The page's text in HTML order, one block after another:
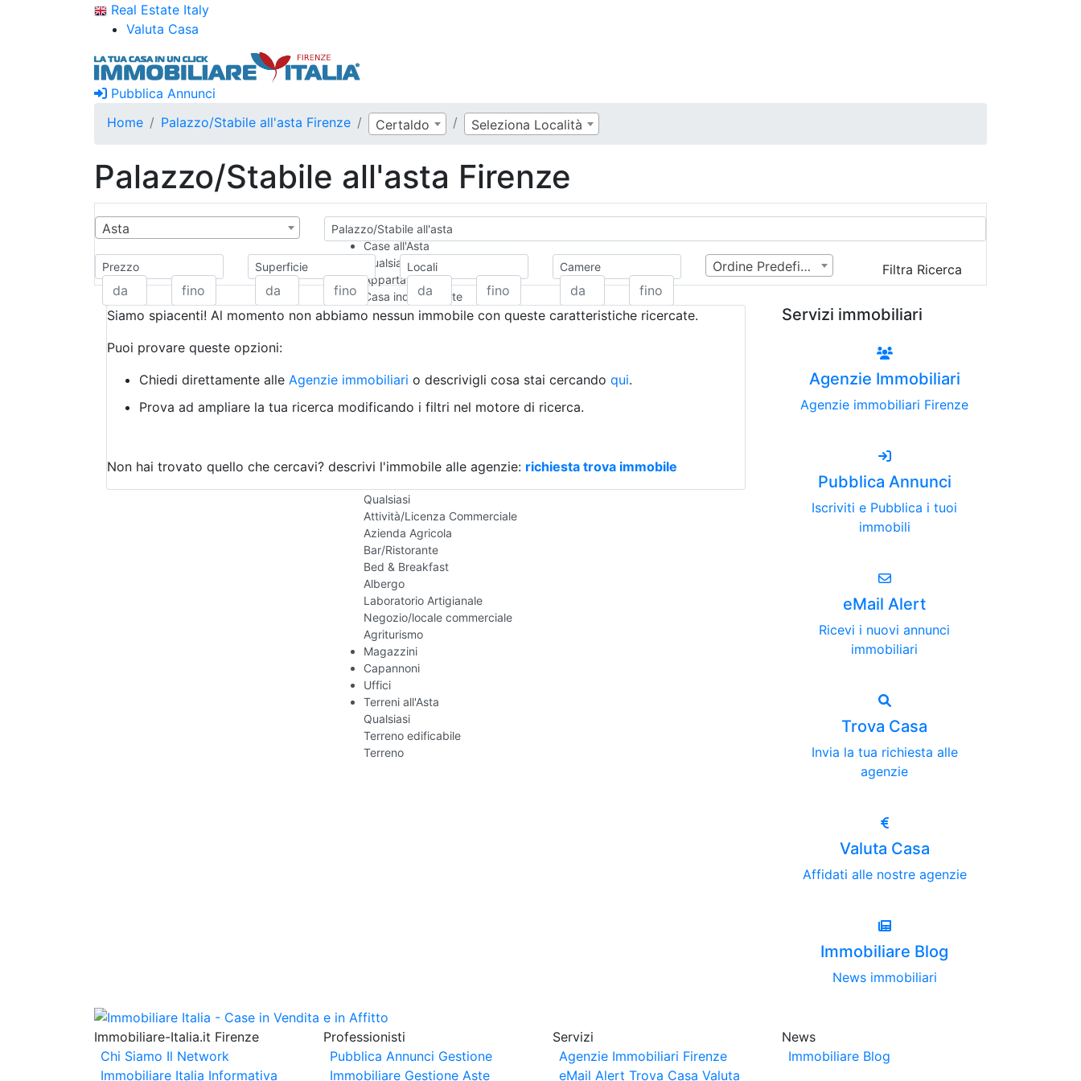
Real Estate Italy
Valuta Casa
Pubblica Annunci
Home
Palazzo/Stabile all'asta Firenze Certaldo Seleziona Località
Palazzo/Stabile all'asta Firenze
Asta
Palazzo/Stabile all'asta
Case all'Asta
Qualsiasi
Appartamento
Casa indipendente
Casa Semi-indipendente
Rustico/Casale
Camera d'Albergo
Box/Garage
Qualsiasi
Attività/Licenza Commerciale
Azienda Agricola
Bar/Ristorante
Bed & Breakfast
Albergo
Laboratorio Artigianale
Negozio/locale commerciale
Agriturismo
Magazzini
Capannoni
Uffici
Terreni all'Asta
Qualsiasi
Terreno edificabile
Terreno
Prezzo Superficie Locali Camere Ordine Predefinito Filtra Ricerca
Siamo spiacenti! Al momento non abbiamo nessun immobile con queste caratteristiche ricercate.
Puoi provare queste opzioni:
Chiedi direttamente alle Agenzie immobiliari o descrivigli cosa stai cercando qui.
Prova ad ampliare la tua ricerca modificando i filtri nel motore di ricerca.
Non hai trovato quello che cercavi? descrivi l'immobile alle agenzie: richiesta trova immobile
Servizi immobiliari
Agenzie Immobiliari
Agenzie immobiliari Firenze
Pubblica Annunci
Iscriviti e Pubblica i tuoi
immobili
eMail Alert
Ricevi i nuovi annunci
immobiliari
Trova Casa
Invia la tua richiesta alle
agenzie
Valuta Casa
Affidati alle nostre agenzie
Immobiliare Blog
News immobiliari
Immobiliare-Italia.it Firenze
Chi Siamo Il Network
Immobiliare Italia Informativa
Professionisti
Pubblica Annunci Gestione
Immobiliare Gestione Aste
Servizi
Agenzie Immobiliari Firenze
eMail Alert Trova Casa Valuta
News
Immobiliare Blog